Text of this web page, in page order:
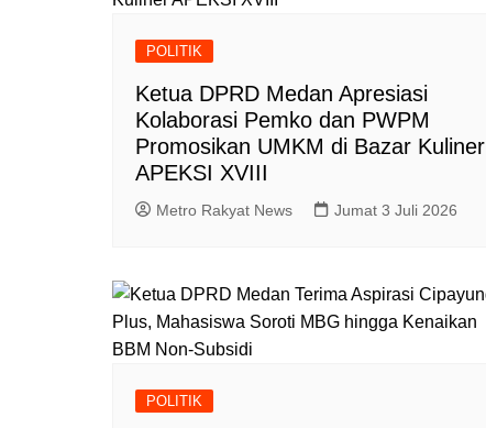
POLITIK
Ketua DPRD Medan Apresiasi
Kolaborasi Pemko dan PWPM
Promosikan UMKM di Bazar Kuliner
APEKSI XVIII
Metro Rakyat News Jumat 3 Juli 2026
POLITIK